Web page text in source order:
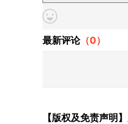
最新评论（0）
【版权及免责声明